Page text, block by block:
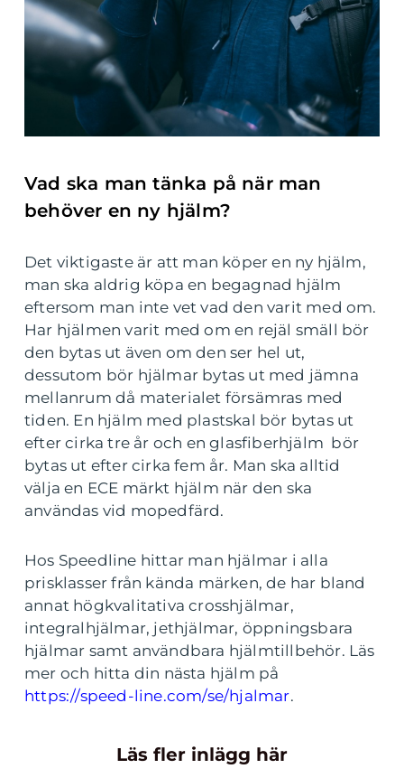
Vad ska man tänka på när man
behöver en ny hjälm?
Det viktigaste är att man köper en ny hjälm,
man ska aldrig köpa en begagnad hjälm
eftersom man inte vet vad den varit med om.
Har hjälmen varit med om en rejäl smäll bör
den bytas ut även om den ser hel ut,
dessutom bör hjälmar bytas ut med jämna
mellanrum då materialet försämras med
tiden. En hjälm med plastskal bör bytas ut
efter cirka tre år och en glasfiberhjälm bör
bytas ut efter cirka fem år. Man ska alltid
välja en ECE märkt hjälm när den ska
användas vid mopedfärd.
Hos Speedline hittar man hjälmar i alla
prisklasser från kända märken, de har bland
annat högkvalitativa crosshjälmar,
integralhjälmar, jethjälmar, öppningsbara
hjälmar samt användbara hjälmtillbehör. Läs
mer och hitta din nästa hjälm på
https://speed-line.com/se/hjalmar.
Läs fler inlägg här